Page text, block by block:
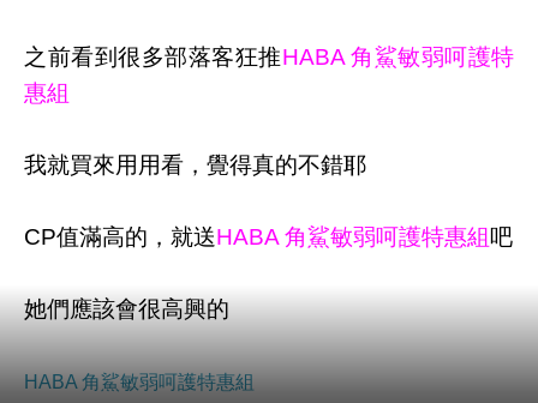
之前看到很多部落客狂推HABA 角鯊敏弱呵護特
惠組
我就買來用用看，覺得真的不錯耶
CP值滿高的，就送HABA 角鯊敏弱呵護特惠組 吧
她們應該會很高興的
HABA 角鯊敏弱呵護特惠組